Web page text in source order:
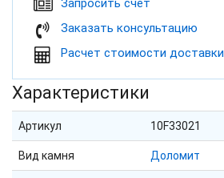
Запросить счет
Заказать консультацию
Расчет стоимости доставки
Характеристики
Артикул 10F33021
Вид камня Доломит